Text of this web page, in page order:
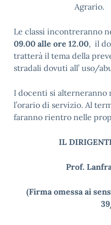
Agrario.
Le classi incontreranno
09.00 alle ore 12.00, il
tratterà il tema della
stradali dovuti all’ uso/
I docenti si alterneranno
l’orario di servizio. Al
faranno rientro nelle
IL
Prof.
(Firma omessa ai